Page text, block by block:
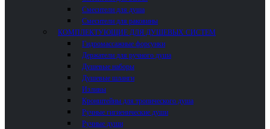
Смесители для душа
Смесители для раковины
КОМПЛЕКТУЮЩИЕ ДЛЯ ДУШЕВЫХ СИСТЕМ
Гидромассажные форсунки
Держатели для ручного душа
Душевые наборы
Душевые шланги
Изливы
Кронштейны для тропического душа
Ручные гигиенические души
Ручные души